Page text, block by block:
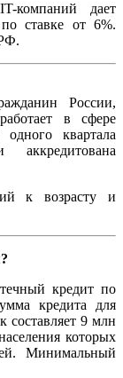
компаний дает
ставке от 6%.
России,
в сфере
квартала
к возрасту и
кредит по
кредита для
составляет 9 млн
которых
Минимальный